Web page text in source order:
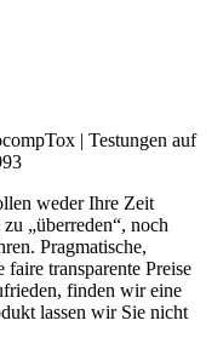
weder Ihre Zeit
„überreden“, noch
Pragmatische,
transparente Preise
finden wir eine
lassen wir Sie nicht